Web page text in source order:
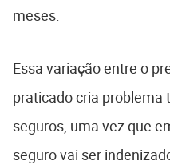
meses.
Essa variação entre o
praticado cria problema
seguros, uma vez que
seguro vai ser